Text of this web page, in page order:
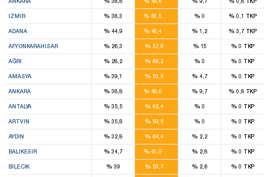
IZMIR % 38,3 %60,5 % 0 % 0,1 TKP
ADANA % 44,9 %48,4 % 1,2 % 3,7 TKP
AFYONKARAHISAR % 26,3 % 57,9 %15 %0 TKP
AĞRI % 28,2 % 69,2 % 0 %0 TKP
AMASYA % 39,1 % 53,5 % 4,7 %0 TKP
ANKARA % 38,8 %49,6 % 9,7 % 0,8 TKP
ANTALYA % 35,5 % 62,4 % 0 %0 TKP
ARTVIN % 35,8 % 59,5 % 0 %0 TKP
AYDIN % 32,8 % 64,4 % 2,2 %0 TKP
BALIKESIR % 34,7 %61,9 % 2,8 %0 TKP
BILECIK % 39 % 53,7 % 2,6 %0 TKP